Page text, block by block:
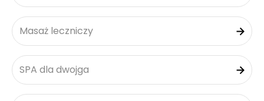
Masaż leczniczy
SPA dla dwojga